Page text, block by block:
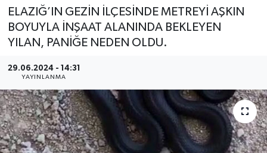
ELAZIĞ’IN GEZİN İLÇESİNDE METREYİ AŞKIN
BOYUYLA İNŞAAT ALANINDA BEKLEYEN
YILAN, PANİĞE NEDEN OLDU.
29.06.2024 - 14:31
YAYINLANMA
SAĞLIK
EĞİTİM
KÜLTÜR SANAT
MAGAZİN
YEREL
Son Dakika Haberleri
Haber Arşivi